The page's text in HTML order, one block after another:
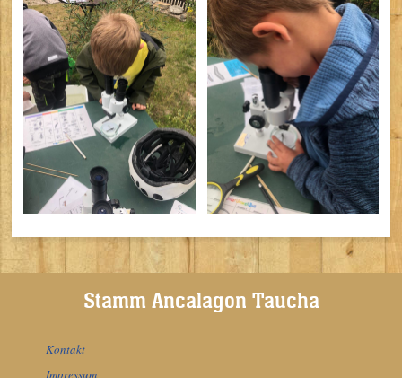
Stamm Ancalagon Taucha
Kontakt
Impressum